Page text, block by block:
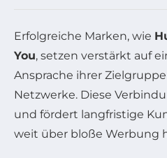
Erfolgreiche Marken, wie
You, setzen verstärkt auf
Ansprache ihrer
Netzwerke. Diese
und fördert langfristige
weit über bloße Werbung